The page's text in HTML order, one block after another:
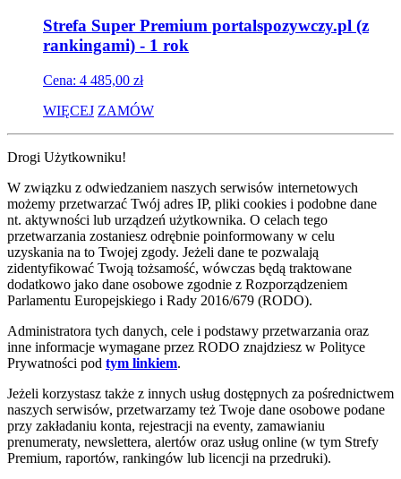
Strefa Super Premium portalspozywczy.pl (z
rankingami) - 1 rok
Cena: 4 485,00 zł
WIĘCEJ ZAMÓW
Drogi Użytkowniku!
W związku z odwiedzaniem naszych serwisów internetowych
możemy przetwarzać Twój adres IP, pliki cookies i podobne dane
nt. aktywności lub urządzeń użytkownika. O celach tego
przetwarzania zostaniesz odrębnie poinformowany w celu
uzyskania na to Twojej zgody. Jeżeli dane te pozwalają
zidentyfikować Twoją tożsamość, wówczas będą traktowane
dodatkowo jako dane osobowe zgodnie z Rozporządzeniem
Parlamentu Europejskiego i Rady 2016/679 (RODO).
Administratora tych danych, cele i podstawy przetwarzania oraz
inne informacje wymagane przez RODO znajdziesz w Polityce
Prywatności pod tym linkiem.
Jeżeli korzystasz także z innych usług dostępnych za pośrednictwem
naszych serwisów, przetwarzamy też Twoje dane osobowe podane
przy zakładaniu konta, rejestracji na eventy, zamawianiu
prenumeraty, newslettera, alertów oraz usług online (w tym Strefy
Premium, raportów, rankingów lub licencji na przedruki).